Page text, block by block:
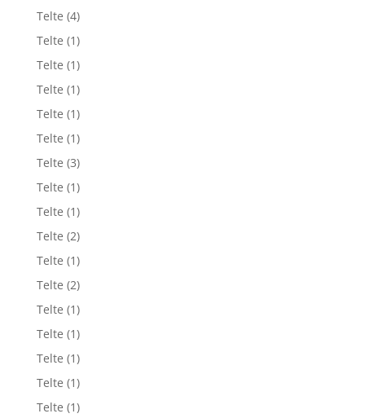
Telte (4)
Telte (1)
Telte (1)
Telte (1)
Telte (1)
Telte (1)
Telte (3)
Telte (1)
Telte (1)
Telte (2)
Telte (1)
Telte (2)
Telte (1)
Telte (1)
Telte (1)
Telte (1)
Telte (1)